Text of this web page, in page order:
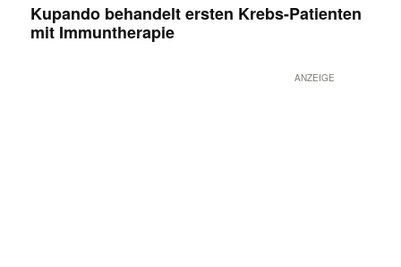
Kupando behandelt ersten Krebs-Patienten
mit Immuntherapie
ANZEIGE